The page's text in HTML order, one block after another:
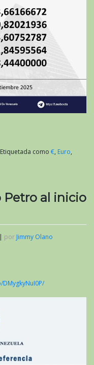
Etiquetada como €, Euro,
al inicio
| por Jimmy Olano